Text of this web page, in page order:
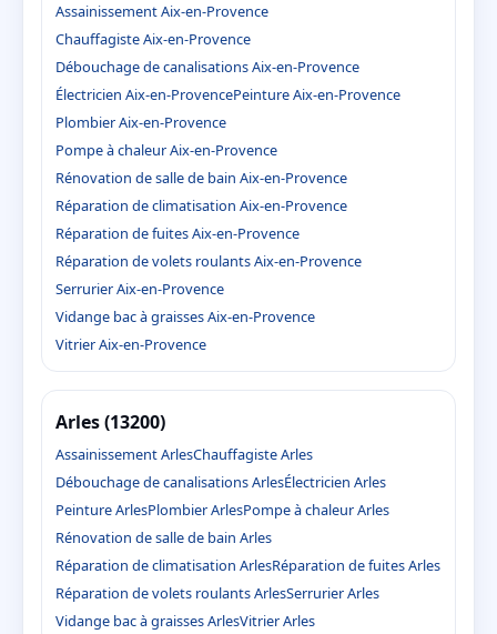
Assainissement Aix-en-Provence
Chauffagiste Aix-en-Provence
Débouchage de canalisations Aix-en-Provence
Électricien Aix-en-ProvencePeinture Aix-en-Provence
Plombier Aix-en-Provence
Pompe à chaleur Aix-en-Provence
Rénovation de salle de bain Aix-en-Provence
Réparation de climatisation Aix-en-Provence
Réparation de fuites Aix-en-Provence
Réparation de volets roulants Aix-en-Provence
Serrurier Aix-en-Provence
Vidange bac à graisses Aix-en-Provence
Vitrier Aix-en-Provence
Arles (13200)
Assainissement ArlesChauffagiste Arles
Débouchage de canalisations ArlesÉlectricien Arles
Peinture ArlesPlombier ArlesPompe à chaleur Arles
Rénovation de salle de bain Arles
Réparation de climatisation ArlesRéparation de fuites Arles
Réparation de volets roulants ArlesSerrurier Arles
Vidange bac à graisses ArlesVitrier Arles